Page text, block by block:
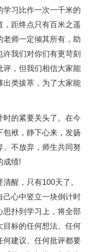
学习比作一次一千米的
，距终点只有百米之遥
老师一定倾其所有，助
我们对你们有更苛刻
评，但我们相信大家能
出类拔萃，为了大家能
时的紧要关头了。在今
包袱，静下心来，发扬
、不放弃，师生共同努
成绩!
醒，只有100天了。
己心中竖立一块倒计时
思扑到学习上，将全部
目标的任何想法、任何
何建议、任何批评都要